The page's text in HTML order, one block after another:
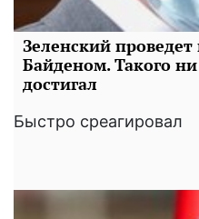
Зеленский
Байденом. Такого
достигал
Быстро среагировал